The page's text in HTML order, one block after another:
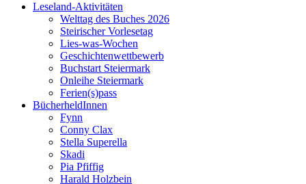
Leseland-Aktivitäten
Welttag des Buches 2026
Steirischer Vorlesetag
Lies-was-Wochen
Geschichtenwettbewerb
Buchstart Steiermark
Onleihe Steiermark
Ferien(s)pass
BücherheldInnen
Fynn
Conny Clax
Stella Superella
Skadi
Pia Pfiffig
Harald Holzbein